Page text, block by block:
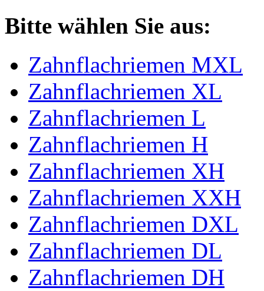
Bitte wählen Sie aus:
Zahnflachriemen MXL
Zahnflachriemen XL
Zahnflachriemen L
Zahnflachriemen H
Zahnflachriemen XH
Zahnflachriemen XXH
Zahnflachriemen DXL
Zahnflachriemen DL
Zahnflachriemen DH